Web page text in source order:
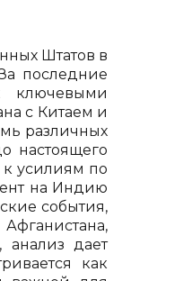
Штатов в
последние
ключевыми
с Китаем и
различных
настоящего
усилиям по
на Индию
события,
анализ дает
как